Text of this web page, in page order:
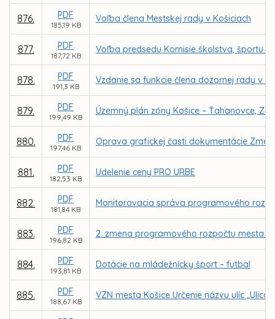
876. PDF
185,19 KB
Voľba člena Mestskej rady v Košiciach
877. PDF
187,72 KB
Voľba predsedu Komisie školstva, športu a
878. PDF
191,3 KB
Vzdanie sa funkcie člena dozornej rady v
879. PDF
199,49 KB
Územný plán zóny Košice – Ťahanovce,
880. PDF
197,46 KB
Oprava grafickej časti dokumentácie
881. PDF
182,53 KB
Udelenie ceny PRO URBE
882. PDF
181,84 KB
Monitorovacia správa programového
883. PDF
196,82 KB
2. zmena programového rozpočtu mesta
884. PDF
193,81 KB
Dotácie na mládežnícky šport – futbal
885. PDF
188,67 KB
VZN mesta Košice Určenie názvu ulíc